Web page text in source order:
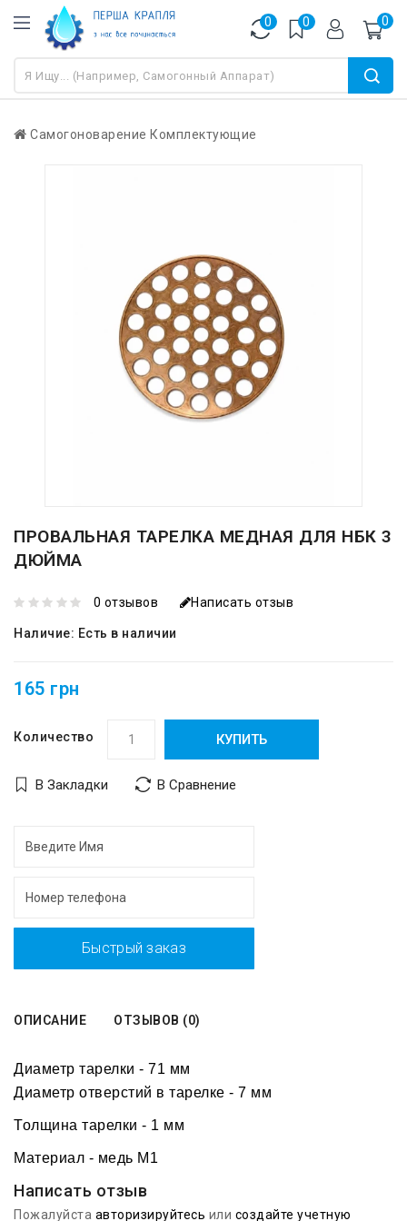
0 0 0
Самогоноварение Комплектующие
ПРОВАЛЬНАЯ ТАРЕЛКА МЕДНАЯ ДЛЯ НБК 3
ДЮЙМА
0 отзывов Написать отзыв
Наличие: Есть в наличии
165 грн
Количество КУПИТЬ
В Закладки В Сравнение
Быстрый заказ
ОПИСАНИЕ ОТЗЫВОВ (0)
Диаметр тарелки - 71 мм
Диаметр отверстий в тарелке - 7 мм
Толщина тарелки - 1 мм
Материал - медь М1
Написать отзыв
Пожалуйста авторизируйтесь или создайте учетную